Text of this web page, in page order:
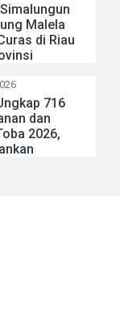
Malela
di Riau
716
dan
2026,